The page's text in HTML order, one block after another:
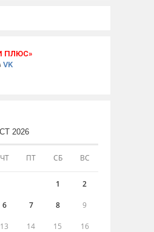
ПЛЮС»
VK
2026
ЧТ ПТ СБ ВС
1 2
6 7 8 9
13 14 15 16